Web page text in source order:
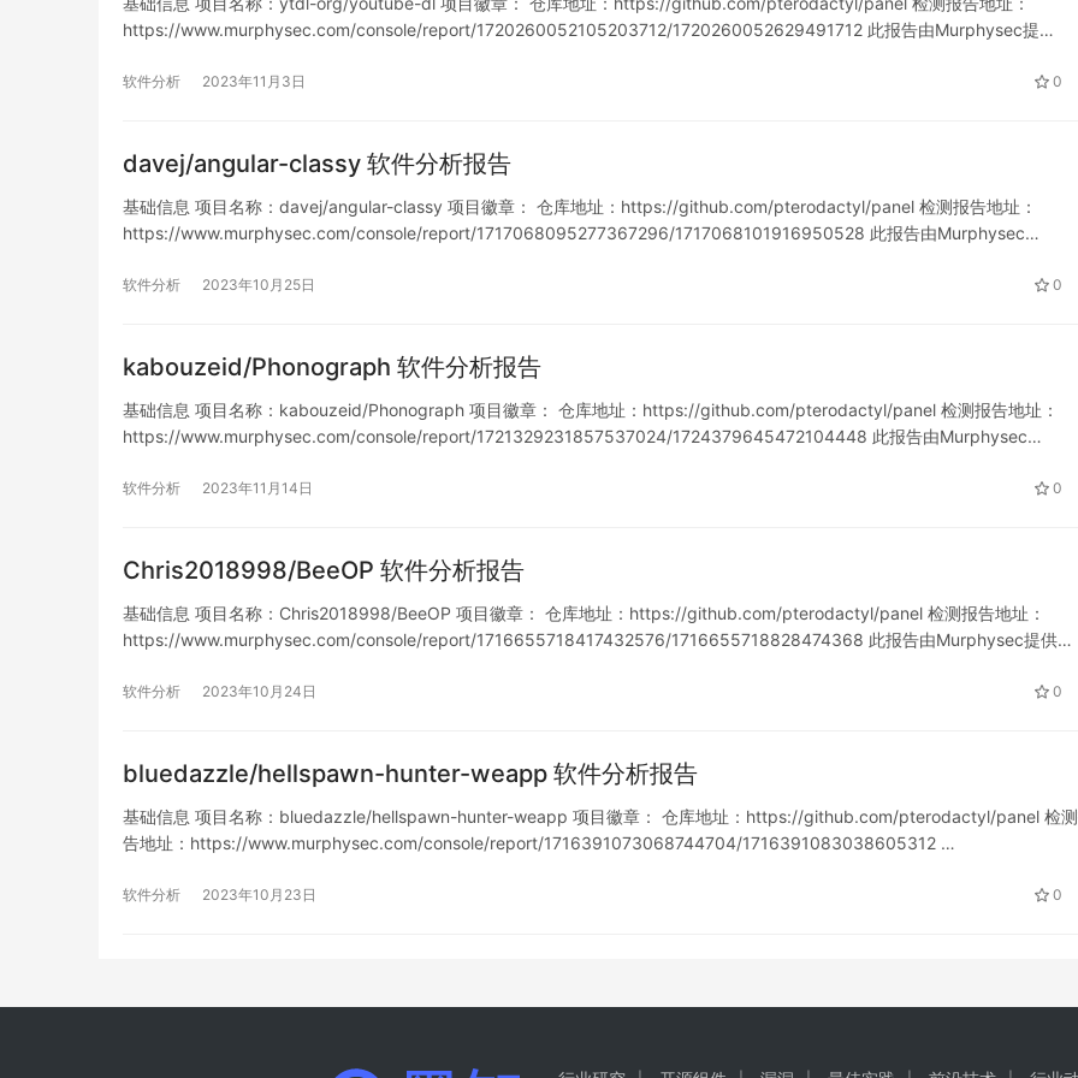
https://www.murphysec.com/console/report/1720260052105203712/1720260052629491712 此报告由Murphysec提…
软件分析 2023年11月3日 0
davej/angular-classy 软件分析报告
基础信息 项目名称：davej/angular-classy 项目徽章： 仓库地址：https://github.com/pterodactyl/panel 检测报告地址：
https://www.murphysec.com/console/report/1717068095277367296/1717068101916950528 此报告由Murphysec…
软件分析 2023年10月25日 0
kabouzeid/Phonograph 软件分析报告
基础信息 项目名称：kabouzeid/Phonograph 项目徽章： 仓库地址：https://github.com/pterodactyl/panel 检测报告地址：
https://www.murphysec.com/console/report/1721329231857537024/1724379645472104448 此报告由Murphysec…
软件分析 2023年11月14日 0
Chris2018998/BeeOP 软件分析报告
基础信息 项目名称：Chris2018998/BeeOP 项目徽章： 仓库地址：https://github.com/pterodactyl/panel 检测报告地址：
https://www.murphysec.com/console/report/1716655718417432576/1716655718828474368 此报告由Murphysec提供…
软件分析 2023年10月24日 0
bluedazzle/hellspawn-hunter-weapp 软件分析报告
基础信息 项目名称：bluedazzle/hellspawn-hunter-weapp 项目徽章： 仓库地址：https://github.com/pterodactyl/panel 检
告地址：https://www.murphysec.com/console/report/1716391073068744704/1716391083038605312 …
软件分析 2023年10月23日 0